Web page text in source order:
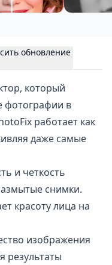
обновление
, который
фотографии в
работает как
даже самые
и четкость
снимки.
красоту лица на
изображения
результаты